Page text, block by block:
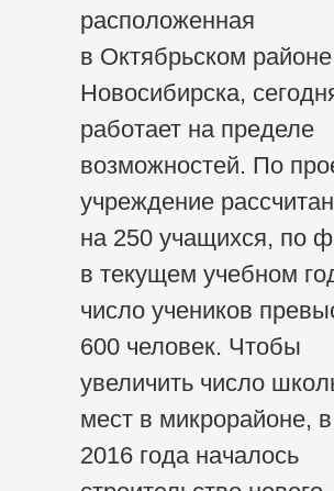
расположенная
в Октябрьском районе
Новосибирска,
работает на пределе
возможностей. По
учреждение
на 250 учащихся, по
в текущем учебном
число учеников
600 человек. Чтобы
увеличить число
мест в микрорайоне,
2016 года началось